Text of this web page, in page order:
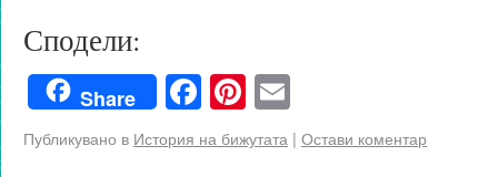
Сподели:
Share Facebook
Pinterest
Публикувано в История на бижутата | Остави коментар